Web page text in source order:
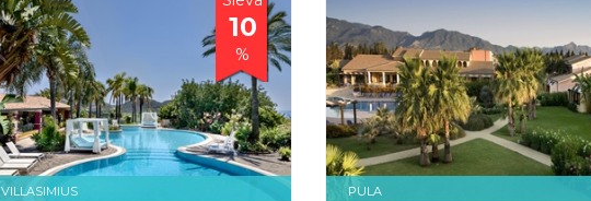
10
%
VILLASIMIUS PULA